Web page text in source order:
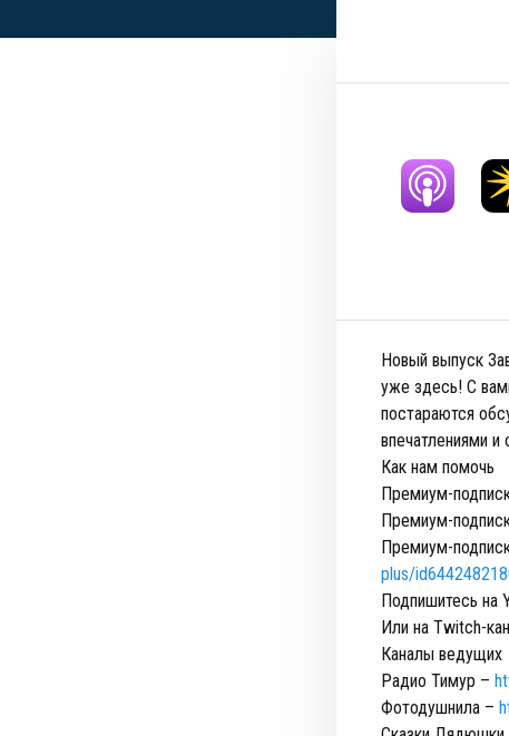
Новый выпуск
уже здесь! С
постараются
впечатлениями и
Как нам помочь
Премиум-
Премиум-
Премиум-
plus/
Подпишитесь на
Или на Twitch-
Каналы ведущих
Радио Тимур –
Фотодушнила –